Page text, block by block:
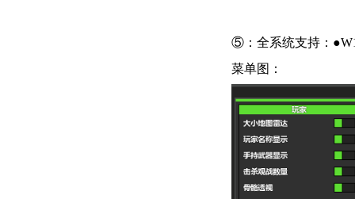
⑤：全系统支持：
菜单图：